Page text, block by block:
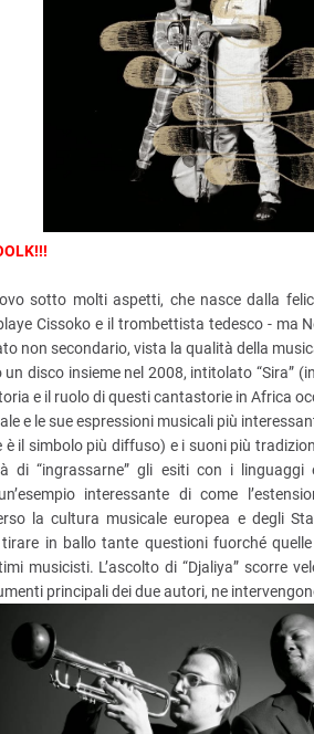
sotto molti aspetti, che nasce dalla
Cissoko e il trombettista tedesco - ma
non secondario, vista la qualità della
disco insieme nel 2008, intitolato “Sira”
e il ruolo di questi cantastorie in Africa
e le sue espressioni musicali più
il simbolo più diffuso) e i suoni più
di “ingrassarne” gli esiti con i
interessante di come
la cultura musicale europea e degli
in ballo tante questioni fuorché
musicisti. L’ascolto di “Djaliya” scorre
principali dei due autori, ne